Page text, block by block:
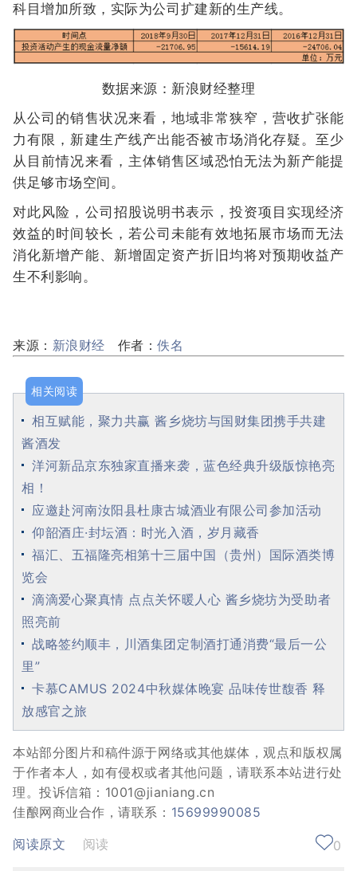
科目增加所致，实际为公司扩建新的生产线。
数据来源：新浪财经整理
从公司的销售状况来看，地域非常狭窄，营收扩张能
力有限，新建生产线产出能否被市场消化存疑。至少
从目前情况来看，主体销售区域恐怕无法为新产能提
供足够市场空间。
对此风险，公司招股说明书表示，投资项目实现经济
效益的时间较长，若公司未能有效地拓展市场而无法
消化新增产能、新增固定资产折旧均将对预期收益产
生不利影响。
来源： 新浪财经 作者：佚名
相关阅读
相互赋能，聚力共赢 酱乡烧坊与国财集团携手共建
酱酒发
洋河新品京东独家直播来袭，蓝色经典升级版惊艳亮
相！
应邀赴河南汝阳县杜康古城酒业有限公司参加活动
仰韶酒庄·封坛酒：时光入酒，岁月藏香
福汇、五福隆亮相第十三届中国（贵州）国际酒类博
览会
滴滴爱心聚真情 点点关怀暖人心 酱乡烧坊为受助者
照亮前
战略签约顺丰，川酒集团定制酒打通消费“最后一公
里”
卡慕CAMUS 2024中秋媒体晚宴 品味传世馥香 释
放感官之旅
本站部分图片和稿件源于网络或其他媒体，观点和版权属
于作者本人，如有侵权或者其他问题，请联系本站进行处
理。投诉信箱：1001@jianiang.cn
佳酿网商业合作，请联系： 15699990085
阅读原文
阅读 0